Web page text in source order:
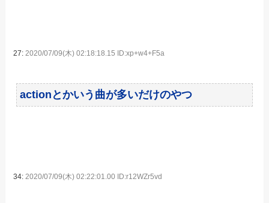
27: 2020/07/09(木) 02:18:18.15 ID:xp+w4+F5a
actionとかいう曲が多いだけのやつ
34:2020/07/09(木) 02:22:01.00 ID:r12WZr5vd